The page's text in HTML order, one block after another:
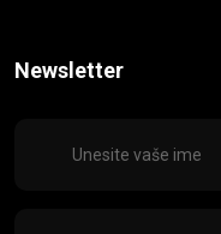
Newsletter